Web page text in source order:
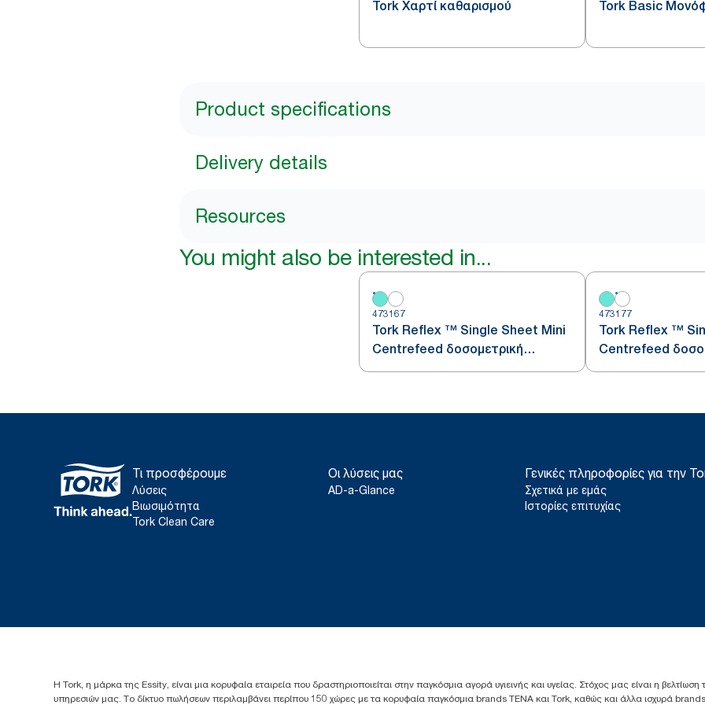
Tork Χαρτί καθαρισμού Tork Basic
Product specifications
Delivery details
Resources
You might also be interested in...
473167
Tork Reflex ™ Single Sheet Mini
Centrefeed δοσομετρική
συσκευή
473177
Tork Reflex ™
Centrefeed
συσκευή
Τι προσφέρουμε
Λύσεις
Βιωσιμότητα
Tork Clean Care
Οι λύσεις μας
AD-a-Glance
Γενικές πληροφορίες για την
Σχετικά με εμάς
Ιστορίες επιτυχίας
Η Tork, η μάρκα της Essity, είναι μια κορυφαία εταιρεία που δραστηριοποιείται στην παγκόσμια αγορά υγιεινής και υγείας. Στόχος μας είναι η
υπηρεσιών μας. Το δίκτυο πωλήσεων περιλαμβάνει περίπου 150 χώρες με τα κορυφαία παγκόσμια brands TENA και Tork, καθώς και άλλα ισχυρά